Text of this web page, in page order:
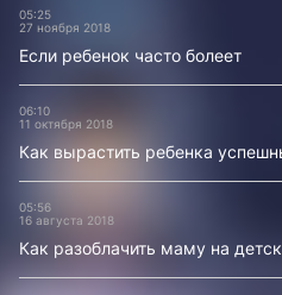
05:25
27 ноября 2018
Если ребенок часто болеет
06:10
11 октября 2018
Как вырастить ребенка
05:56
16 августа 2018
Как разоблачить маму на